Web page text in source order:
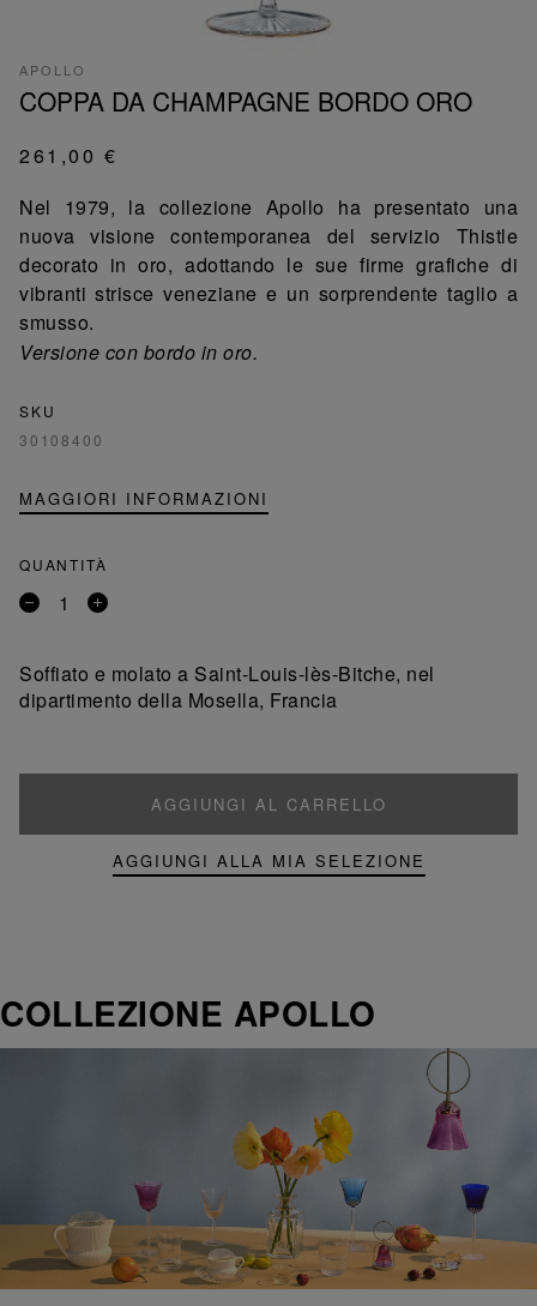
APOLLO
COPPA DA CHAMPAGNE BORDO ORO
261,00 €
Nel 1979, la collezione Apollo ha presentato una
nuova visione contemporanea del servizio Thistle
decorato in oro, adottando le sue firme grafiche di
vibranti strisce veneziane e un sorprendente taglio a
smusso.
Versione con bordo in oro.
SKU
30108400
MAGGIORI INFORMAZIONI
QUANTITÀ
Rimuovi
Aggiungi
Soffiato e molato a Saint-Louis-lès-Bitche, nel
dipartimento della Mosella, Francia
AGGIUNGI AL CARRELLO
AGGIUNGI ALLA MIA SELEZIONE
COLLEZIONE APOLLO